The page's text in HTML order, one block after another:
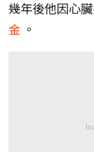
幾年後他因心
金 。